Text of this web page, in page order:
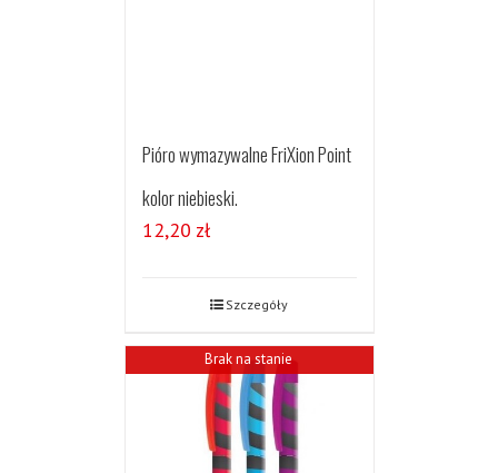
Pióro wymazywalne FriXion Point
kolor niebieski.
12,20 zł
Szczegóły
Brak na stanie